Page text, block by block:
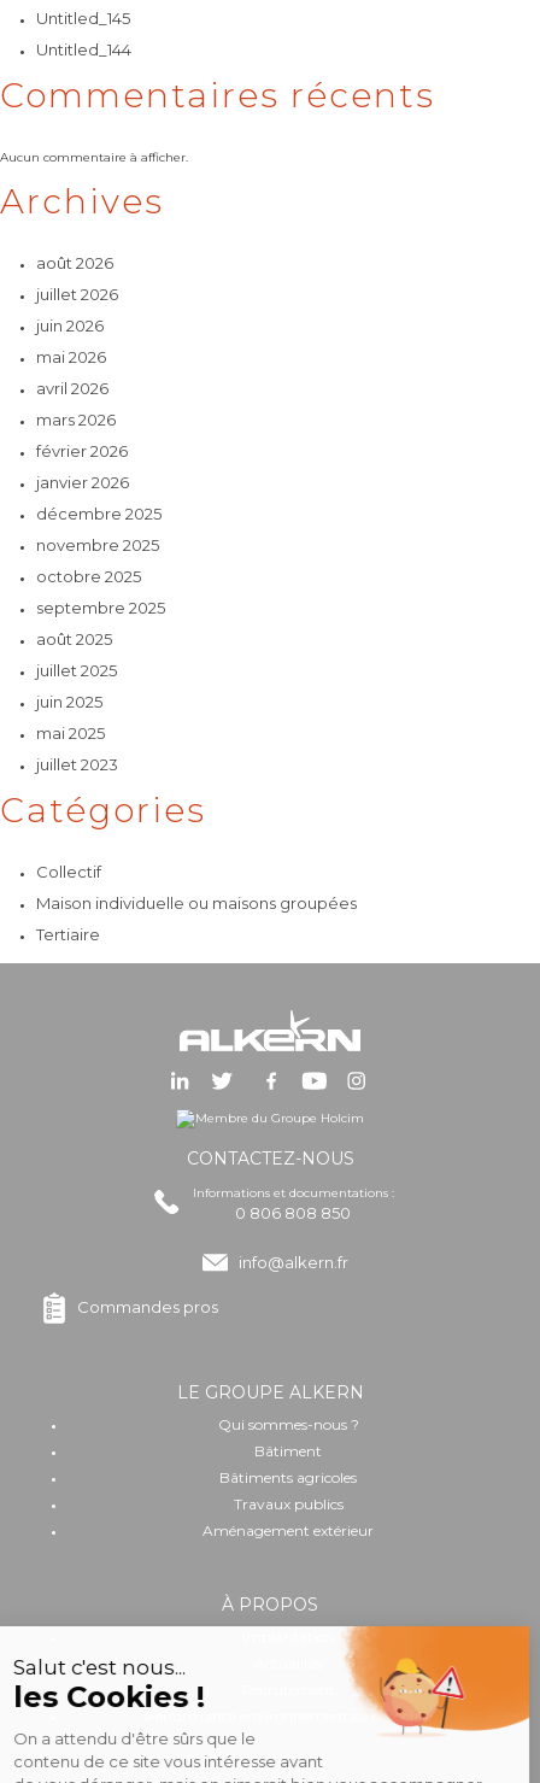
Untitled_145
Untitled_144
Commentaires récents
Aucun commentaire à afficher.
Archives
août 2026
juillet 2026
juin 2026
mai 2026
avril 2026
mars 2026
février 2026
janvier 2026
décembre 2025
novembre 2025
octobre 2025
septembre 2025
août 2025
juillet 2025
juin 2025
mai 2025
juillet 2023
Catégories
Collectif
Maison individuelle ou maisons groupées
Tertiaire
CONTACTEZ-NOUS
Informations et documentations :
0 806 808 850
info@alkern.fr
Commandes pros
LE GROUPE ALKERN
Qui sommes-nous ?
Bâtiment
Bâtiments agricoles
Travaux publics
Aménagement extérieur
À PROPOS
Performance environnementale et sociale